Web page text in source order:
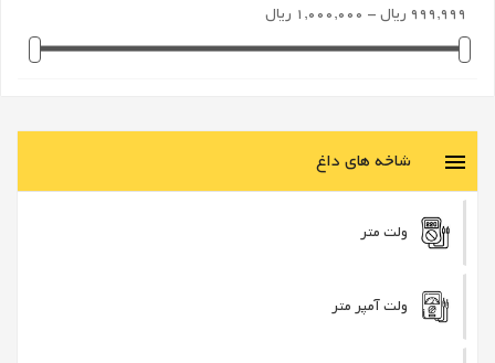
999,999 ریال - 1,000,000 ریال
شاخه های داغ 
ولت متر
ولت آمپر متر